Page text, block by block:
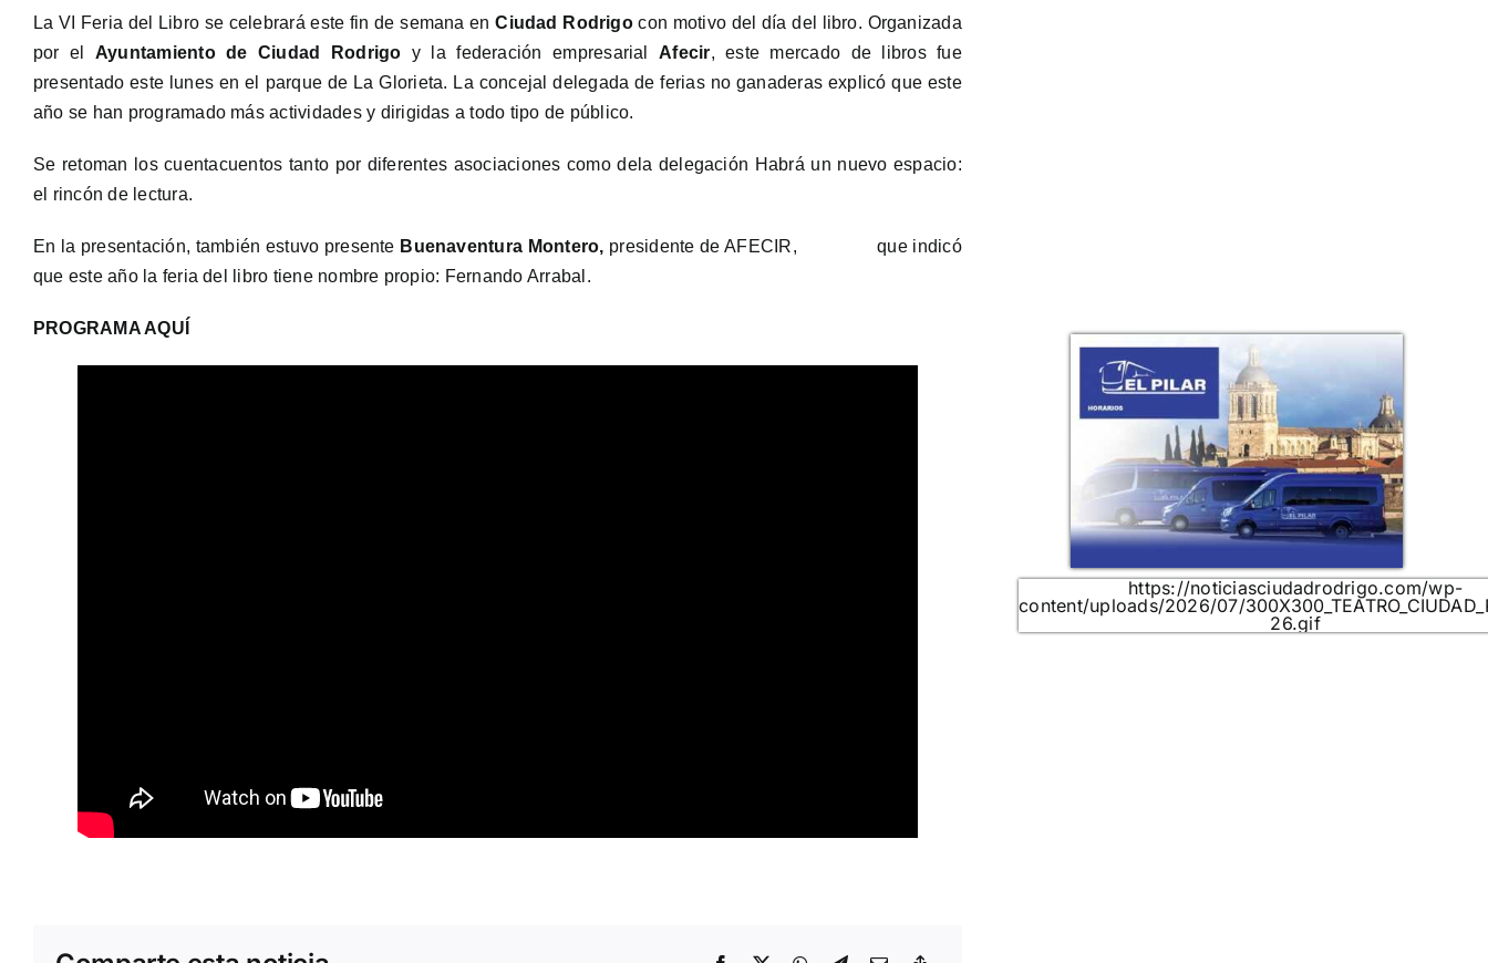
La VI Feria del Libro se celebrará este fin de semana enCiudad Rodrigocon motivo del día del libro. Organizada
por el Ayuntamiento de Ciudad Rodrigo y la federación empresarial Afecir, este mercado de libros fue
presentado este lunes en el parque de La Glorieta. La concejal delegada de ferias no ganaderas explicó que este
año se han programado más actividades y dirigidas a todo tipo de público.
Se retoman los cuentacuentos tanto por diferentes asociaciones como dela delegación Habrá un nuevo espacio:
el rincón de lectura.
En la presentación, también estuvo presente Buenaventura Montero, presidente de AFECIR, que indicó
que este año la feria del libro tiene nombre propio: Fernando Arrabal.
PROGRAMA AQUÍ
https://noticiasciudadrodrigo.com/wp-
content/uploads/2026/07/
26.gif